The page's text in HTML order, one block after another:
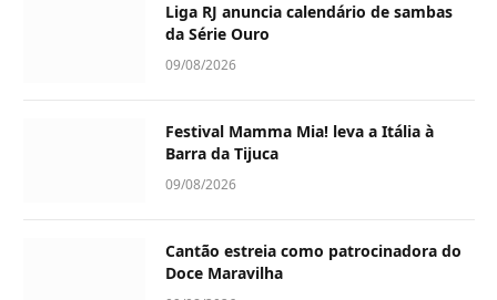
Liga RJ anuncia calendário de sambas
da Série Ouro
09/08/2026
Festival Mamma Mia! leva a Itália à
Barra da Tijuca
09/08/2026
Cantão estreia como patrocinadora do
Doce Maravilha